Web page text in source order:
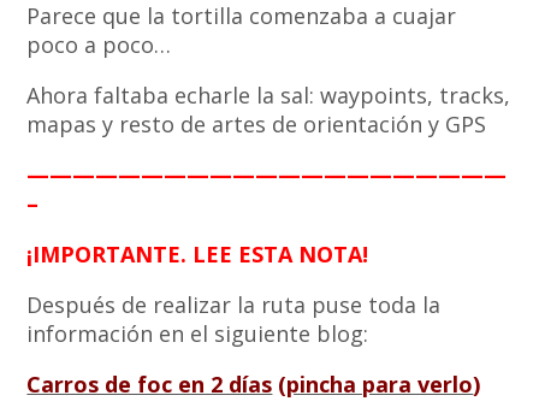
Parece que la tortilla comenzaba a cuajar
poco a poco…
Ahora faltaba echarle la sal: waypoints, tracks,
mapas y resto de artes de orientación y GPS
—————————————————————
–
¡IMPORTANTE. LEE ESTA NOTA!
Después de realizar la ruta puse toda la
información en el siguiente blog:
Carros de foc en 2 días (pincha para verlo)